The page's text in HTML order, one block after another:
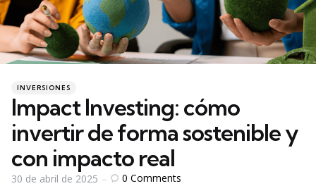
Categories
Posted
INVERSIONES
Impact Investing: cómo
invertir de forma sostenible y
con impacto real
30 de abril de 2025 0 Comments